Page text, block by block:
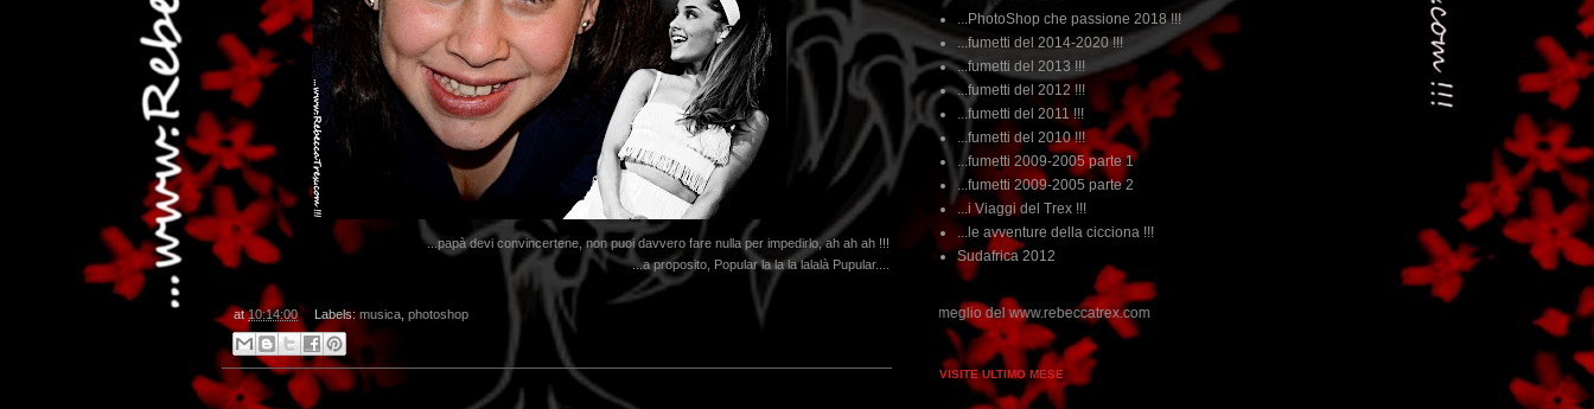
...papà devi convincertene, non puoi davvero fare nulla per impedirlo, ah ah ah !!!
...a proposito, Popular la la la lalalà Pupular....
at10:14:00 Labels:musica, photoshop
...PhotoShop che passione 2018 !!!
...fumetti del 2014-2020 !!!
...fumetti del 2013 !!!
...fumetti del 2012 !!!
...fumetti del 2011 !!!
...fumetti del 2010 !!!
...fumetti 2009-2005 parte 1
...fumetti 2009-2005 parte 2
...i Viaggi del Trex !!!
...le avventure della cicciona !!!
Sudafrica 2012
...dai non perdere tempo, clikka "qui", c'è il meglio del www.rebeccatrex.com
VISITE ULTIMO MESE